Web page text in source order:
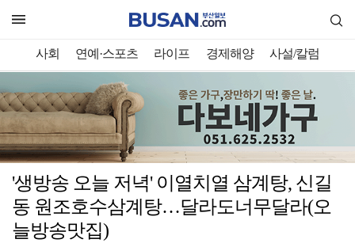
사회 연예·스포츠 라이프 경제해양 사설/칼럼
'생방송 오늘 저녁' 이열치열 삼계탕, 신길
동 원조호수삼계탕…달라도너무달라(오
늘방송맛집)